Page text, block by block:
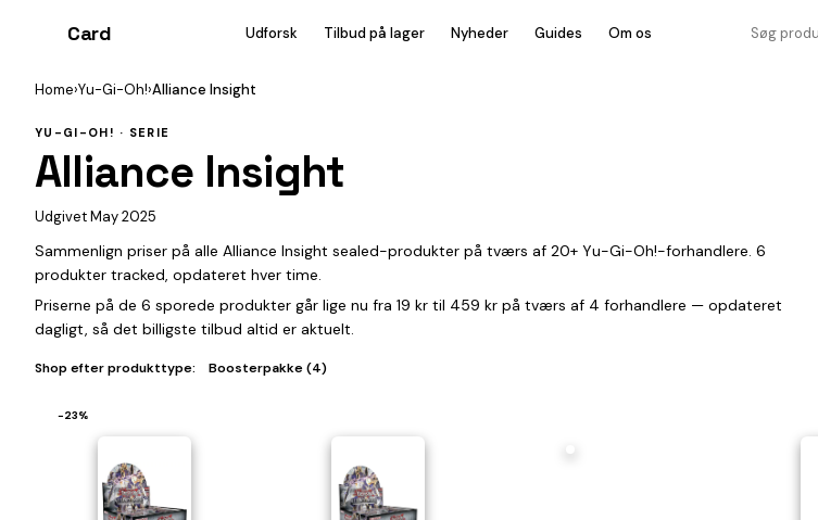
Card Udforsk Tilbud på lager Nyheder Guides Om os
Home›Yu-Gi-Oh!›Alliance Insight
YU-GI-OH! · SERIE
Alliance Insight
Udgivet May 2025
Sammenlign priser på alle Alliance Insight sealed-produkter på tværs af 20+ Yu-Gi-Oh!-forhandlere. 6
produkter tracked, opdateret hver time.
Priserne på de 6 sporede produkter går lige nu fra 19 kr til 459 kr på tværs af 4 forhandlere — opdateret
dagligt, så det billigste tilbud altid er aktuelt.
Shop efter produkttype: Boosterpakke (4)
−23%